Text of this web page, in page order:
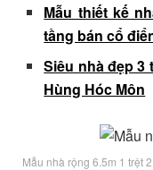
Mẫu thiết kế
tầng bán cổ
Siêu nhà đẹp 3
Hùng Hóc Môn
Mẫu nhà rộng 6.5m 1 trệt